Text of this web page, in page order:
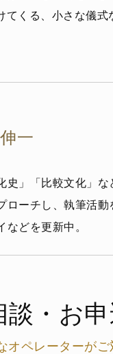
てくる、小さな儀式
一
史」「比較文化」な
ローチし、執筆活動
などを更新中。
談・お
オペレーターがご